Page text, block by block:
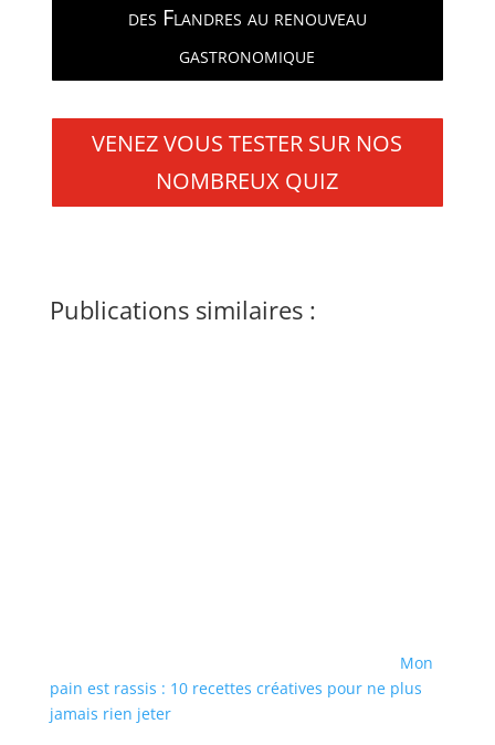
des Flandres au renouveau
gastronomique
VENEZ VOUS TESTER SUR NOS
NOMBREUX QUIZ
Publications similaires :
Mon
pain est rassis : 10 recettes créatives pour ne plus
jamais rien jeter